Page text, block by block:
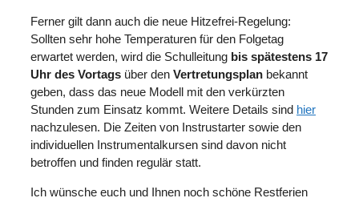
Ferner gilt dann auch die neue Hitzefrei-Regelung:
Sollten sehr hohe Temperaturen für den Folgetag
erwartet werden, wird die Schulleitung bis spätestens 17
Uhr des Vortags über den Vertretungsplan bekannt
geben, dass das neue Modell mit den verkürzten
Stunden zum Einsatz kommt. Weitere Details sind hier
nachzulesen. Die Zeiten von Instrustarter sowie den
individuellen Instrumentalkursen sind davon nicht
betroffen und finden regulär statt.
Ich wünsche euch und Ihnen noch schöne Restferien